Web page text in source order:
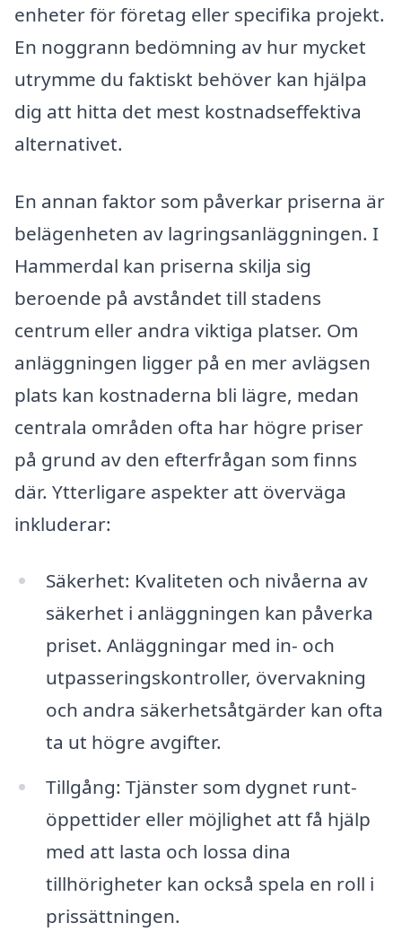
enheter för företag eller specifika projekt.
En noggrann bedömning av hur mycket
utrymme du faktiskt behöver kan hjälpa
dig att hitta det mest kostnadseffektiva
alternativet.
En annan faktor som påverkar priserna är
belägenheten av lagringsanläggningen. I
Hammerdal kan priserna skilja sig
beroende på avståndet till stadens
centrum eller andra viktiga platser. Om
anläggningen ligger på en mer avlägsen
plats kan kostnaderna bli lägre, medan
centrala områden ofta har högre priser
på grund av den efterfrågan som finns
där. Ytterligare aspekter att överväga
inkluderar:
Säkerhet: Kvaliteten och nivåerna av
säkerhet i anläggningen kan påverka
priset. Anläggningar med in- och
utpasseringskontroller, övervakning
och andra säkerhetsåtgärder kan ofta
ta ut högre avgifter.
Tillgång: Tjänster som dygnet runt-
öppettider eller möjlighet att få hjälp
med att lasta och lossa dina
tillhörigheter kan också spela en roll i
prissättningen.